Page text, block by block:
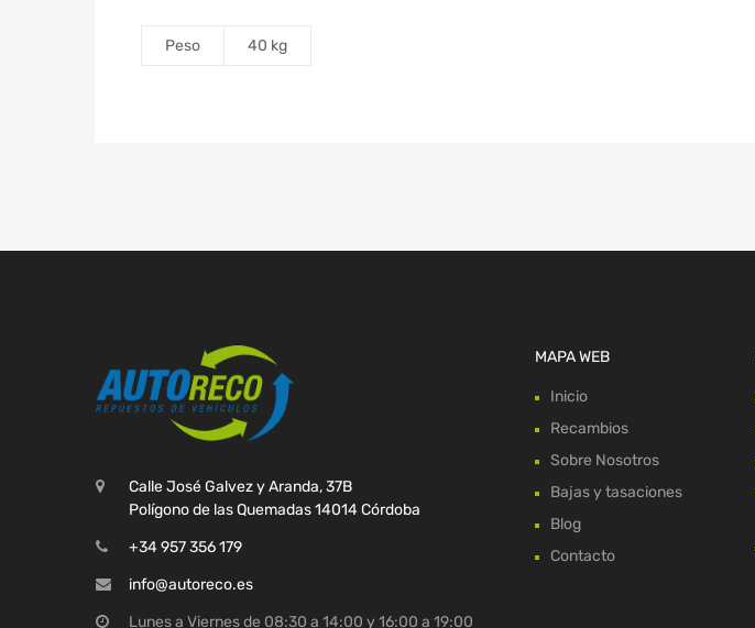
Peso 40 kg
Calle José Galvez y Aranda, 37B
Polígono de las Quemadas 14014 Córdoba
+34 957 356 179
info@autoreco.es
Lunes a Viernes de 08:30 a 14:00 y 16:00 a 19:00
MAPA WEB
Inicio
Recambios
Sobre Nosotros
Bajas y tasaciones
Blog
Contacto